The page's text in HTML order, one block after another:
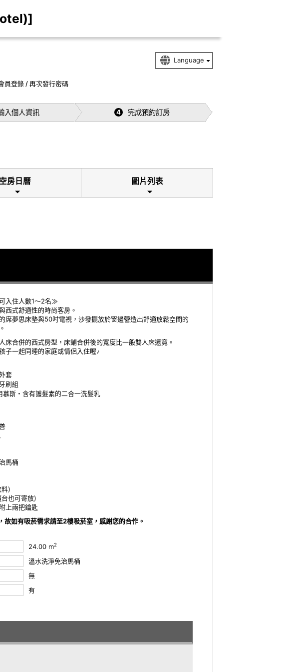
員登錄 / 再次發行密碼
入個人資訊 4 完成預約訂房
空房日曆 圖片列表
入住人數1～2名≫
西式舒適性的時尚客房。
席夢思床墊與50吋電視，沙發擺放於窗邊營造出舒適放鬆空間的
床合併的西式房型，床鋪合併後的寬度比一般雙人床還寬。
子一起同睡的家庭或情侶入住喔♪
套
刷組
慕斯・含有護髮素的二合一洗髮乳
馬桶
料)
台也可寄放)
上兩把鑰匙
故如有吸菸需求請至2樓吸菸室，感謝您的合作。
24.00 m2
溫水洗淨免治馬桶
無
有